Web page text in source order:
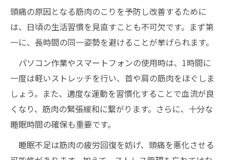
頭痛の原因となる筋肉のこりを予防し改善するために
は、日頃の生活習慣を見直すことも不可欠です。まず第
一に、長時間の同一姿勢を避けることが挙げられます。
パソコン作業やスマートフォンの使用時は、1時間に
一度は軽いストレッチを行い、首や肩の筋肉をほぐしま
しょう。また、適度な運動を習慣化することで血流が良
くなり、筋肉の緊張緩和に繋がります。さらに、十分な
睡眠時間の確保も重要です。
睡眠不足は筋肉の疲労回復を妨げ、頭痛を悪化させる